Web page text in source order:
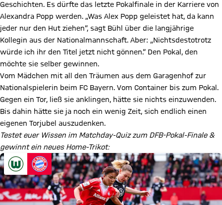
Geschichten. Es dürfte das letzte Pokalfinale in der Karriere von
Alexandra Popp werden. „Was Alex Popp geleistet hat, da kann
jeder nur den Hut ziehen“, sagt Bühl über die langjährige
Kollegin aus der Nationalmannschaft. Aber: „Nichtsdestotrotz
würde ich ihr den Titel jetzt nicht gönnen.“ Den Pokal, den
möchte sie selber gewinnen.
Vom Mädchen mit all den Träumen aus dem Garagenhof zur
Nationalspielerin beim FC Bayern. Vom Container bis zum Pokal.
Gegen ein Tor, ließ sie anklingen, hätte sie nichts einzuwenden.
Bis dahin hätte sie ja noch ein wenig Zeit, sich endlich einen
eigenen Torjubel auszudenken.
Testet euer Wissen im Matchday-Quiz zum DFB-Pokal-Finale &
gewinnt ein neues Home-Trikot: